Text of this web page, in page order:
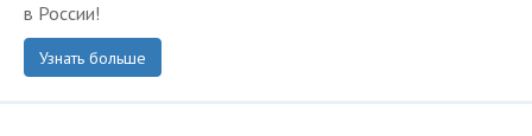
в России!
Узнать больше